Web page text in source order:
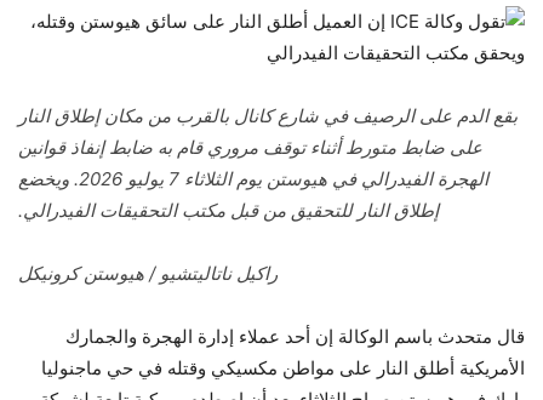
بقع الدم على الرصيف في شارع كانال بالقرب من مكان إطلاق النار
على ضابط متورط أثناء توقف مروري قام به ضابط إنفاذ قوانين
الهجرة الفيدرالي في هيوستن يوم الثلاثاء 7 يوليو 2026. ويخضع
إطلاق النار للتحقيق من قبل مكتب التحقيقات الفيدرالي.
راكيل ناتاليتشيو / هيوستن كرونيكل
قال متحدث باسم الوكالة إن أحد عملاء إدارة الهجرة والجمارك
الأمريكية أطلق النار على مواطن مكسيكي وقتله في حي ماجنوليا